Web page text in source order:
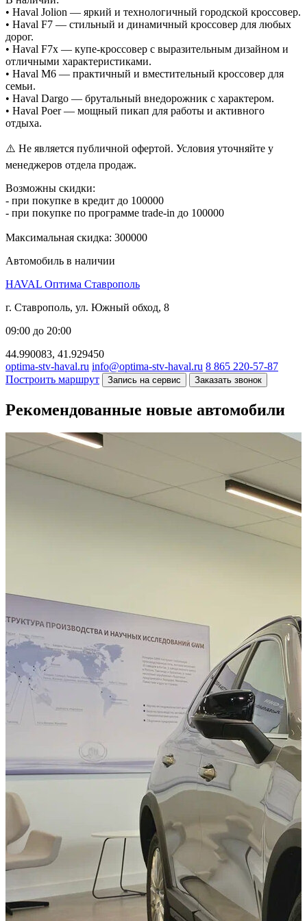
• Haval Jolion — яркий и технологичный городской кроссовер.
• Haval F7 — стильный и динамичный кроссовер для любых
дорог.
• Haval F7x — купе-кроссовер с выразительным дизайном и
отличными характеристиками.
• Haval M6 — практичный и вместительный кроссовер для
семьи.
• Haval Dargo — брутальный внедорожник с характером.
• Haval Poer — мощный пикап для работы и активного
отдыха.
⚠️ Не является публичной офертой. Условия уточняйте у
менеджеров отдела продаж.
Возможны скидки:
- при покупке в кредит до 100000
- при покупке по программе trade-in до 100000
Максимальная скидка: 300000
Автомобиль в наличии
HAVAL Оптима Ставрополь
г. Ставрополь, ул. Южный обход, 8
09:00 до 20:00
44.990083, 41.929450
optima-stv-haval.ru info@optima-stv-haval.ru 8 865 220-57-87
Построить маршрут
Запись на сервис Заказать звонок
Рекомендованные новые автомобили